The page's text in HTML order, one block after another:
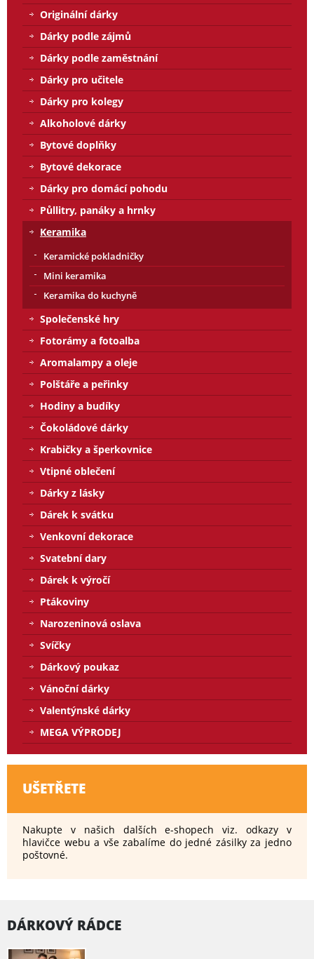
Originální dárky
Dárky podle zájmů
Dárky podle zaměstnání
Dárky pro učitele
Dárky pro kolegy
Alkoholové dárky
Bytové doplňky
Bytové dekorace
Dárky pro domácí pohodu
Půllitry, panáky a hrnky
Keramika
Keramické pokladničky
Mini keramika
Keramika do kuchyně
Společenské hry
Fotorámy a fotoalba
Aromalampy a oleje
Polštáře a peřinky
Hodiny a budíky
Čokoládové dárky
Krabičky a šperkovnice
Vtipné oblečení
Dárky z lásky
Dárek k svátku
Venkovní dekorace
Svatební dary
Dárek k výročí
Ptákoviny
Narozeninová oslava
Svíčky
Dárkový poukaz
Vánoční dárky
Valentýnské dárky
MEGA VÝPRODEJ
UŠETŘETE
Nakupte v našich dalších e-shopech viz. odkazy v
hlavičce webu a vše zabalíme do jedné zásilky za jedno
poštovné.
DÁRKOVÝ RÁDCE